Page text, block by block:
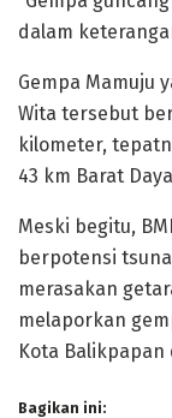
dalam
Gempa Mamuju
Wita tersebut
kilometer,
43 km Barat
Meski begitu,
berpotensi
merasakan
melaporkan
Kota Balikpapan
Bagikan ini: